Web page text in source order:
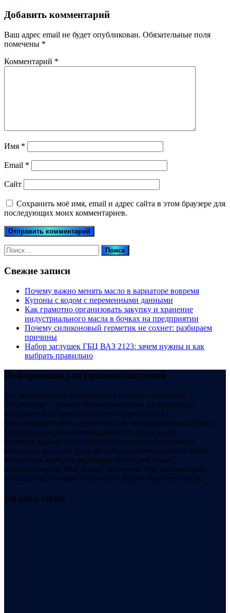
Добавить комментарий
Ваш адрес email не будет опубликован. Обязательные поля
помечены *
Комментарий *
Имя *
Email *
Сайт
Сохранить моё имя, email и адрес сайта в этом браузере для
последующих моих комментариев.
Найти:
Свежие записи
Почему важно менять масло в вариаторе вовремя
Купоны c кодом с переменными данными
Как грамотно организовать закупку и хранение
индустриального масла в бочках на предприятии
Почему силиконовый герметик не сохнет: разбираем
причины
Набор заглушек ГБЦ ВАЗ 2123: зачем нужны и как
выбрать правильно
Информация для правообладателей
Все материалы на данном сайте взяты из открытых
источников — имеют обратную ссылку на материал в
интернете или присланы посетителями сайта и
предоставляются исключительно в ознакомительных целях.
Права на материалы принадлежат их владельцам.
Администрация сайта ответственности за содержание
материала не несет. Если Вы обнаружили на нашем сайте
материалы, которые нарушают авторские права,
принадлежащие Вам, Вашей компании или организации,
пожалуйста, сообщите нам через форму обратной связи.
Облако тегов